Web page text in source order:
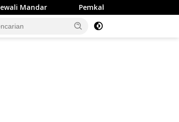
Pemkab Majene Terapkan Sistem Payroll